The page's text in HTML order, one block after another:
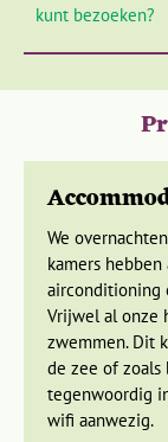
Vervolgens
Saduak. Uit de
hun groenten,
een kleurrijk
koopwaar op de
al snel zijn we
kunt bezoeken?
We
kamers
airconditioning
Vrijwel al onze
zwemmen. Dit
de zee of zoals
tegenwoordig
wifi aanwezig.